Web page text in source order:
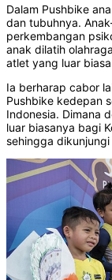
Dalam Pushbike
dan tubuhnya.
perkembangan
anak dilatih
atlet yang luar
Ia berharap cabor
Pushbike kedepan
Indonesia. Dimana
luar biasanya bagi
sehingga